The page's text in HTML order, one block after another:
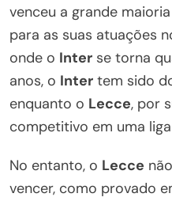
venceu a grande
para as suas atuações
onde o Inter se torna
anos, o Inter tem sido
enquanto o Lecce, por
competitivo em uma
No entanto, o Lecce
vencer, como provado